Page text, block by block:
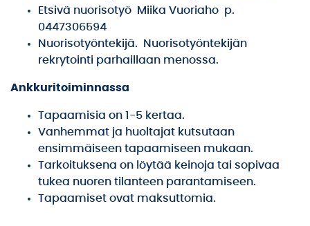
Etsivä nuorisotyö Miika Vuoriaho p.
0447306594
Nuorisotyöntekijä. Nuorisotyöntekijän
rekrytointi parhaillaan menossa.
Ankkuritoiminnassa
Tapaamisia on 1-5 kertaa.
Vanhemmat ja huoltajat kutsutaan
ensimmäiseen tapaamiseen mukaan.
Tarkoituksena on löytää keinoja tai sopivaa
tukea nuoren tilanteen parantamiseen.
Tapaamiset ovat maksuttomia.